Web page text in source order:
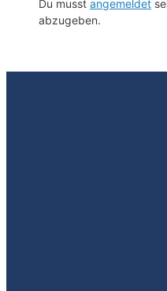
Du musst angemeldet
abzugeben.